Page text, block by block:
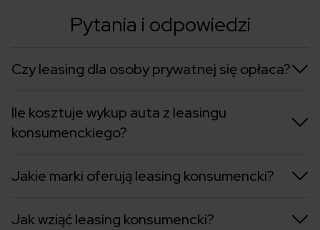
Pytania i odpowiedzi
Czy leasing dla osoby prywatnej się opłaca?
Ile kosztuje wykup auta z leasingu
konsumenckiego?
Jakie marki oferują leasing konsumencki?
Jak wziąć leasing konsumencki?